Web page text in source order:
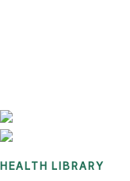
HEALTH LIBRARY